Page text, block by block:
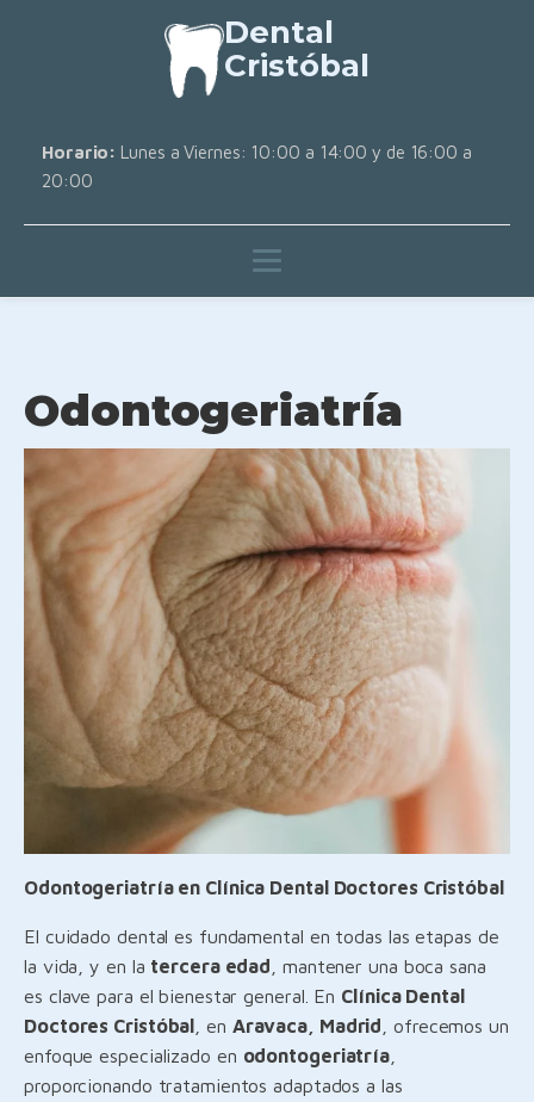
Dental
Cristóbal
Horario: Lunes a Viernes: 10:00 a 14:00 y de 16:00 a
20:00
Odontogeriatría
Odontogeriatría en Clínica Dental Doctores Cristóbal
El cuidado dental es fundamental en todas las etapas de
la vida, y en la tercera edad , mantener una boca sana
es clave para el bienestar general. En Clínica Dental
Doctores Cristóbal , en Aravaca, Madrid , ofrecemos un
enfoque especializado en odontogeriatría
proporcionando tratamientos adaptados a las